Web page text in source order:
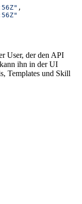
,
User, der den API
ihn in der UI
Templates und Skill